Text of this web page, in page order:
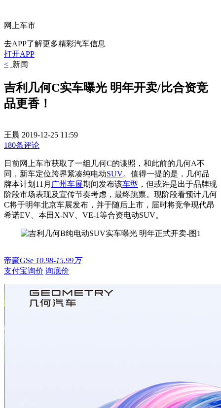
网上车市
去APP了解更多精彩汽车信息
打开APP
< 新闻
吉利几何C实车曝光 明年开卖/比合资竞
品更香！
王晨 2019-12-25 11:59
180条评论
日前网上车市获取了一组几何C的谍照，和此前的几何A不
同， 新车定位跨界紧凑纯电动SUV。 值得一提的是，几何品
牌本计划11月 广州车展期间发布该车型 ，但或许是出于品牌现
阶段市场表现及宣传节奏考虑，最终跳票。现阶段看预计几何
C将于明年北京车展发布，并于随后上市，届时将竞争现代昂
希诺EV、本田X-NV、VE-1等合资电动SUV。
帝豪GSe 10.98-15.99万
支付宝询价 询底价